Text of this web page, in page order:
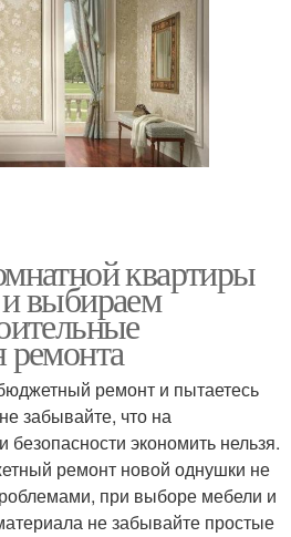
квартиры
выбираем
ремонта
ремонт и пытаетесь
забывайте, что на
безопасности экономить нельзя.
ремонт новой однушки не
при выборе мебели и
не забывайте простые